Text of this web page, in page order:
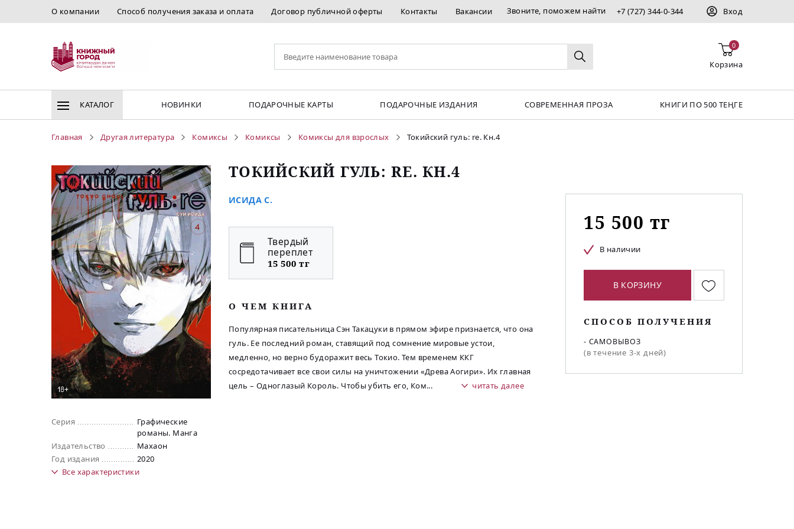
О компании Способ получения заказа и оплата Договор публичной оферты Контакты Вакансии Звоните, поможем найти +7 (727) 344-0-344 Вход
0
Корзина
КАТАЛОГ НОВИНКИ ПОДАРОЧНЫЕ КАРТЫ ПОДАРОЧНЫЕ ИЗДАНИЯ СОВРЕМЕННАЯ ПРОЗА КНИГИ ПО 500 ТЕҢГЕ
Главная Другая литература Комиксы Комиксы Комиксы для взрослых Токийский гуль: re. Кн.4
Серия
Графические
романы. Манга
Издательство
Махаон
Год издания
2020
Все характеристики
ТОКИЙСКИЙ ГУЛЬ: RE. КН.4
ИСИДА С.
Твердый
переплет
15 500 тг
O ЧЕМ КНИГА
Популярная писательница Сэн Такацуки в прямом эфире признается, что она
гуль. Ее последний роман, ставящий под сомнение мировые устои,
медленно, но верно будоражит весь Токио. Тем временем ККГ
сосредотачивает все свои силы на уничтожении «Древа Аогири». Их главная
цель – Одноглазый Король. Чтобы убить его, Ком... читать далее
15 500 тг
В наличии
В КОРЗИНУ
СПОСОБ ПОЛУЧЕНИЯ
- САМОВЫВОЗ
(в течение 3-х дней)